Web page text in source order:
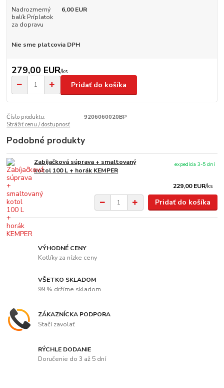
Nadrozmerný
balík Príplatok
za dopravu
6,00 EUR
Nie sme platcovia DPH
279,00 EUR/ks
Pridať do košíka
Číslo produktu:
9206060020BP
Strážiť cenu / dostupnosť
Podobné produkty
Zabíjačková súprava + smaltovaný
kotol 100 L + horák KEMPER
229,00 EUR/ks
expedícia 3-5 dní
Pridať do košíka
VÝHODNÉ CENY
Kotlíky za nízke ceny
VŠETKO SKLADOM
99 % držíme skladom
ZÁKAZNÍCKA PODPORA
Stačí zavolať
RÝCHLE DODANIE
Doručenie do 3 až 5 dní